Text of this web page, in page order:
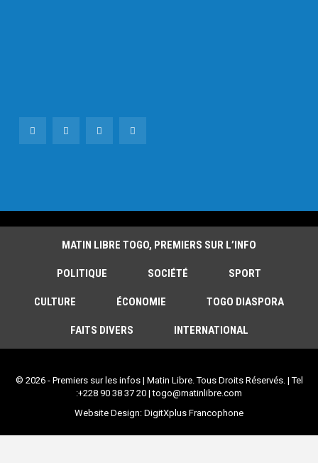
MATIN LIBRE TOGO, PREMIERS SUR L’INFO
POLITIQUE SOCIÉTÉ SPORT
CULTURE ÉCONOMIE TOGO DIASPORA
FAITS DIVERS INTERNATIONAL
© 2026 - Premiers sur les infos | Matin Libre. Tous Droits Réservés. | Tel
:+228 90 38 37 20 | togo@matinlibre.com
Website Design: DigitXplus Francophone